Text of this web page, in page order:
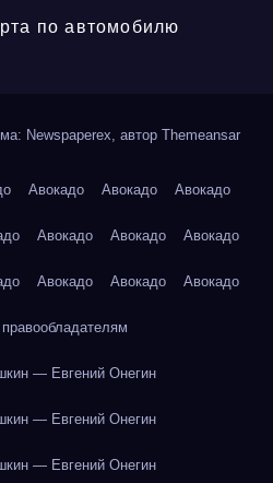
по автомобилю
Newspaperex, автор Themeansar
Авокадо Авокадо Авокадо
Авокадо Авокадо Авокадо
Авокадо Авокадо Авокадо
— Евгений Онегин
— Евгений Онегин
— Евгений Онегин